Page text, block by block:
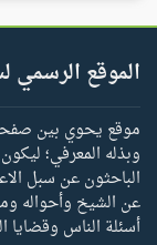
الموقع الرسمي
موقع يحوي بين
وبذله المعرفي؛
الباحثون عن سبل
عن الشيخ وأحواله
أسئلة الناس وقضايا